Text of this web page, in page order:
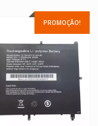
PROMOÇÃO!